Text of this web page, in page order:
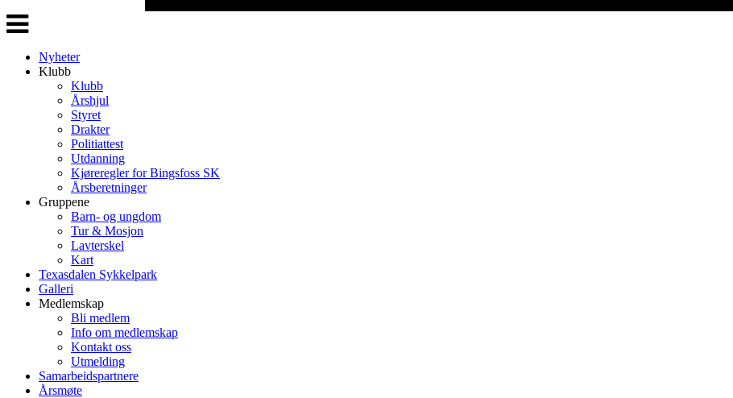
Veksle
navigasjon
Nyheter
Klubb
Klubb
Årshjul
Styret
Drakter
Politiattest
Utdanning
Kjøreregler for Bingsfoss SK
Årsberetninger
Gruppene
Barn- og ungdom
Tur & Mosjon
Lavterskel
Kart
Texasdalen Sykkelpark
Galleri
Medlemskap
Bli medlem
Info om medlemskap
Kontakt oss
Utmelding
Samarbeidspartnere
Årsmøte